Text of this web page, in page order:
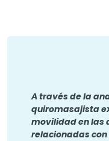
A través de la
quiromasajista
movilidad en las
relacionadas